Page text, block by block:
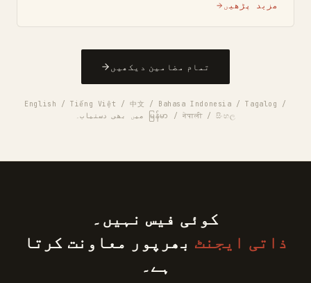
مزید پڑھیں
تمام مضامین دیکھیں
English / Tiếng Việt / 中文 / Bahasa Indonesia / Tagalog /
မြန်မာ / नेपाली / සිංහල میں بھی دستیاب۔
کوئی فیس نہیں۔
ذاتی ایجنٹ بھرپور معاونت کرتا
ہے۔